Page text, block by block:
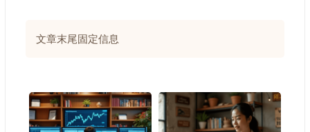
文章末尾固定信息